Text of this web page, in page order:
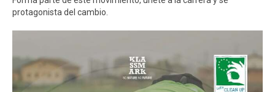
protagonista del cambio.